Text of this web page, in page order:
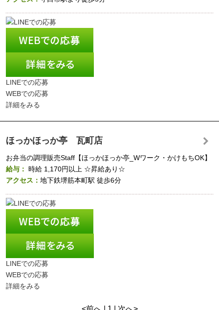
LINEでの応募
WEBでの応募
詳細をみる
ほっかほっか亭 瓦町店
お弁当の調理販売Staff【ほっかほっか亭_Wワーク・かけもちOK】
給与： 時給 1,170円以上 ☆昇給あり☆
アクセス： 地下鉄堺筋本町駅 徒歩6分
LINEでの応募
WEBでの応募
詳細をみる